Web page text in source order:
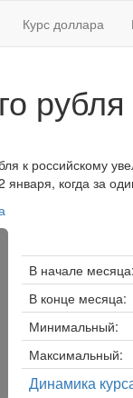
Курс доллара
к российскому
когда за
В начале месяца:
В конце месяца:
Минимальный:
Максимальный:
Динамика